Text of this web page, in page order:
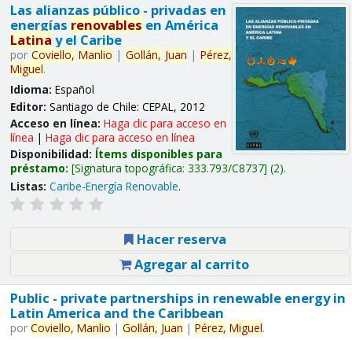
Las alianzas público - privadas en
energías renovables en América
Latina y el Caribe
por Coviello, Manlio | Gollán, Juan | Pérez,
Miguel.
Idioma: Español
Editor: Santiago de Chile: CEPAL, 2012
Acceso en línea: Haga clic para acceso en
línea | Haga clic para acceso en línea
Disponibilidad: Ítems disponibles para
préstamo: Signatura topográfica: 333.793/C8737 (2).
Listas: Caribe-Energía Renovable.
Hacer reserva
Agregar al carrito
Public - private partnerships in renewable energy in
Latin America and the Caribbean
por Coviello, Manlio | Gollán, Juan | Pérez, Miguel.